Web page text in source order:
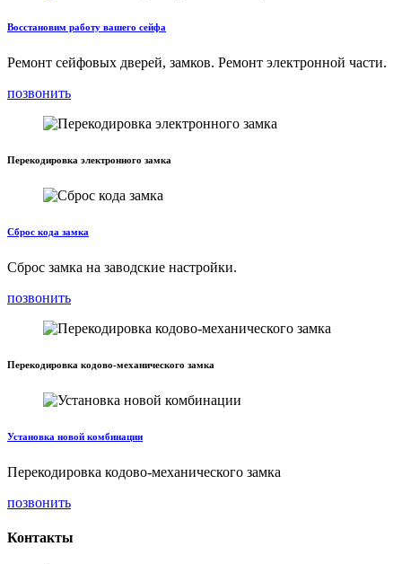
Восстановим работу вашего сейфа
Ремонт сейфовых дверей, замков. Ремонт электронной части.
позвонить
Перекодировка электронного замка
Сброс кода замка
Сброс замка на заводские настройки.
позвонить
Перекодировка кодово-механического замка
Установка новой комбинации
Перекодировка кодово-механического замка
позвонить
Контакты